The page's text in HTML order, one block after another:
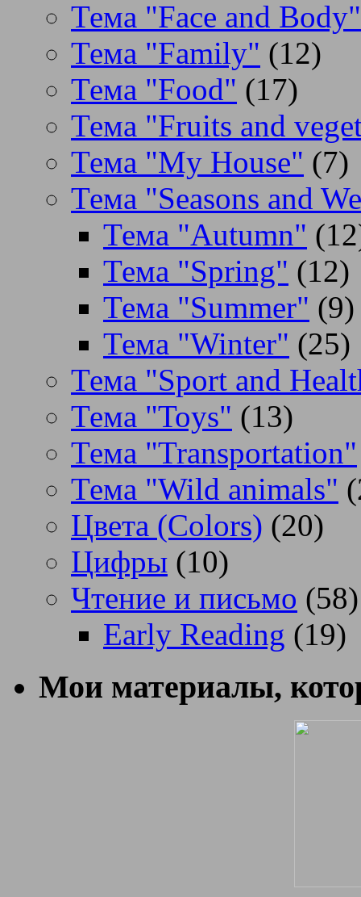
Тема "Face and Body"
Тема "Family" (12)
Тема "Food" (17)
Тема "Fruits and
Тема "My House" (7)
Тема "Seasons and
Тема "Autumn"
Тема "Spring" (12)
Тема "Summer" (9)
Тема "Winter" (25)
Тема "Sport and
Тема "Toys" (13)
Тема "Transportation"
Тема "Wild animals"
Цвета (Colors) (20)
Цифры (10)
Чтение и письмо (58)
Early Reading (19)
Мои материалы,